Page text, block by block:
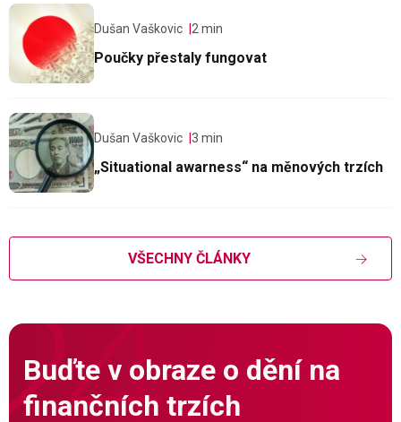
Dušan Vaškovic 2 min
Poučky přestaly fungovat
Dušan Vaškovic 3 min
„Situational awarness“ na měnových trzích
VŠECHNY ČLÁNKY
Buďte v obraze o dění na
finančních trzích